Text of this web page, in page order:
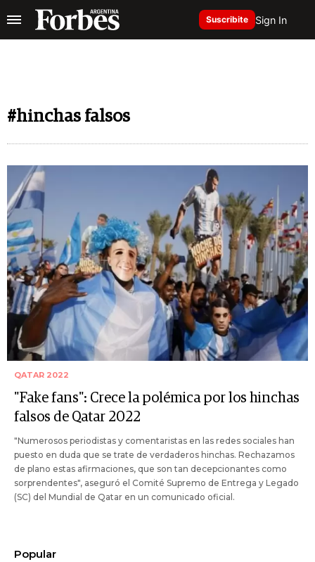
Suscribite Sign In
#hinchas falsos
QATAR 2022
"Fake fans": Crece la polémica por los hinchas
falsos de Qatar 2022
"Numerosos periodistas y comentaristas en las redes sociales han
puesto en duda que se trate de verdaderos hinchas. Rechazamos
de plano estas afirmaciones, que son tan decepcionantes como
sorprendentes", aseguró el Comité Supremo de Entrega y Legado
(SC) del Mundial de Qatar en un comunicado oficial.
Popular